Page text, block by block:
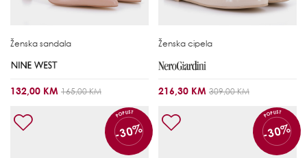
Ženska sandala
132,00 KM 165,00 KM
Ženska cipela
216,30 KM 309,00 KM
POPUST
-30%
POPUST
-30%